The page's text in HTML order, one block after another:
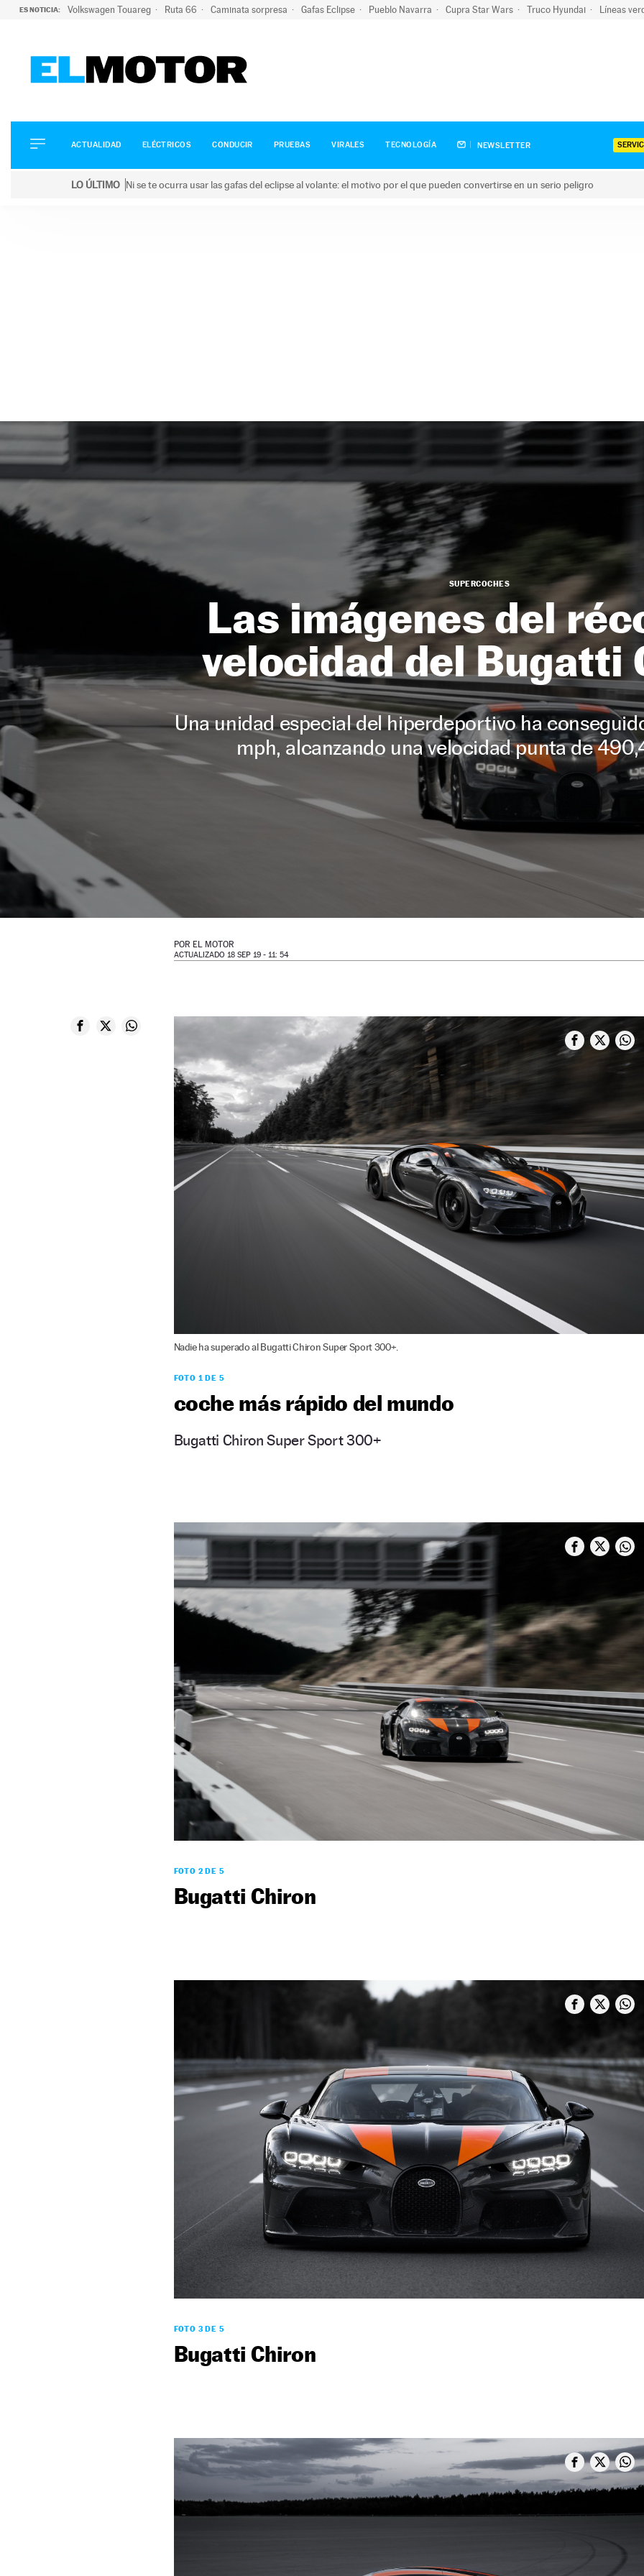
ES NOTICIA: Volkswagen Touareg Ruta 66 Caminata sorpresa Gafas Eclipse Pueblo Navarra Cupra Star Wars Truco Hyundai Líneas
ELÉCTRICOS
CONDUCIR
ACTUALIDAD ELÉCTRICOS CONDUCIR PRUEBAS VIRALES TECNOLOGÍA NEWSLETTER
LO ÚLTIMO Ni se te ocurra usar las gafas del eclipse al volante: el motivo por el que pueden convertirse en un serio peligro
SUPERCOCHES
Las imágenes del
velocidad del Bugatti
Una unidad especial del hiperdeportivo ha
mph, alcanzando una velocidad punta de
POR EL MOTOR
ACTUALIZADO 18 SEP 19 - 11: 54
Nadie ha superado al Bugatti Chiron Super Sport 300+.
FOTO 1 DE 5
coche más rápido del mundo
Bugatti Chiron Super Sport 300+
FOTO 2 DE 5
Bugatti Chiron
FOTO 3 DE 5
Bugatti Chiron